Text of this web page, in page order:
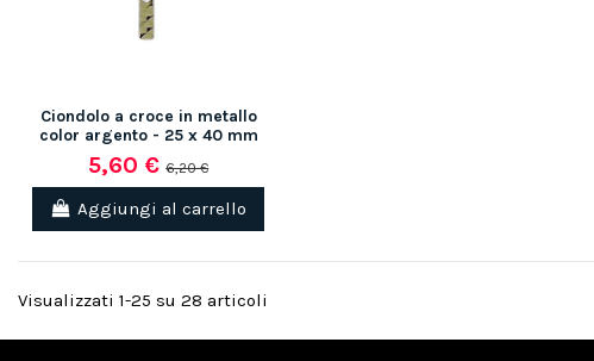
Ciondolo a croce in metallo
color argento - 25 x 40 mm
5,60 €6,20 €
Aggiungi al carrello
Visualizzati 1-25 su 28 articoli